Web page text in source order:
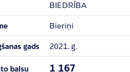
BIEDRĪBA
Bieriņi
gads 2021. g.
balsu
1 167